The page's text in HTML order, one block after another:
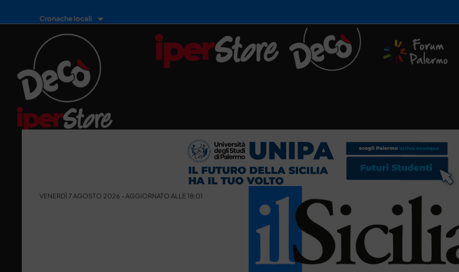
Cronache locali
VENERDÌ 7 AGOSTO 2026 - AGGIORNATO ALLE 18:01